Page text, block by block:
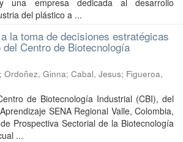
una empresa dedicada al desarrollo
del plástico a ...
la toma de decisiones estratégicas
Centro de Biotecnología
; Ordoñez, Ginna; Cabal, Jesus; Figueroa,
de Biotecnología Industrial (CBI), del
SENA Regional Valle, Colombia,
Prospectiva Sectorial de la Biotecnología
...